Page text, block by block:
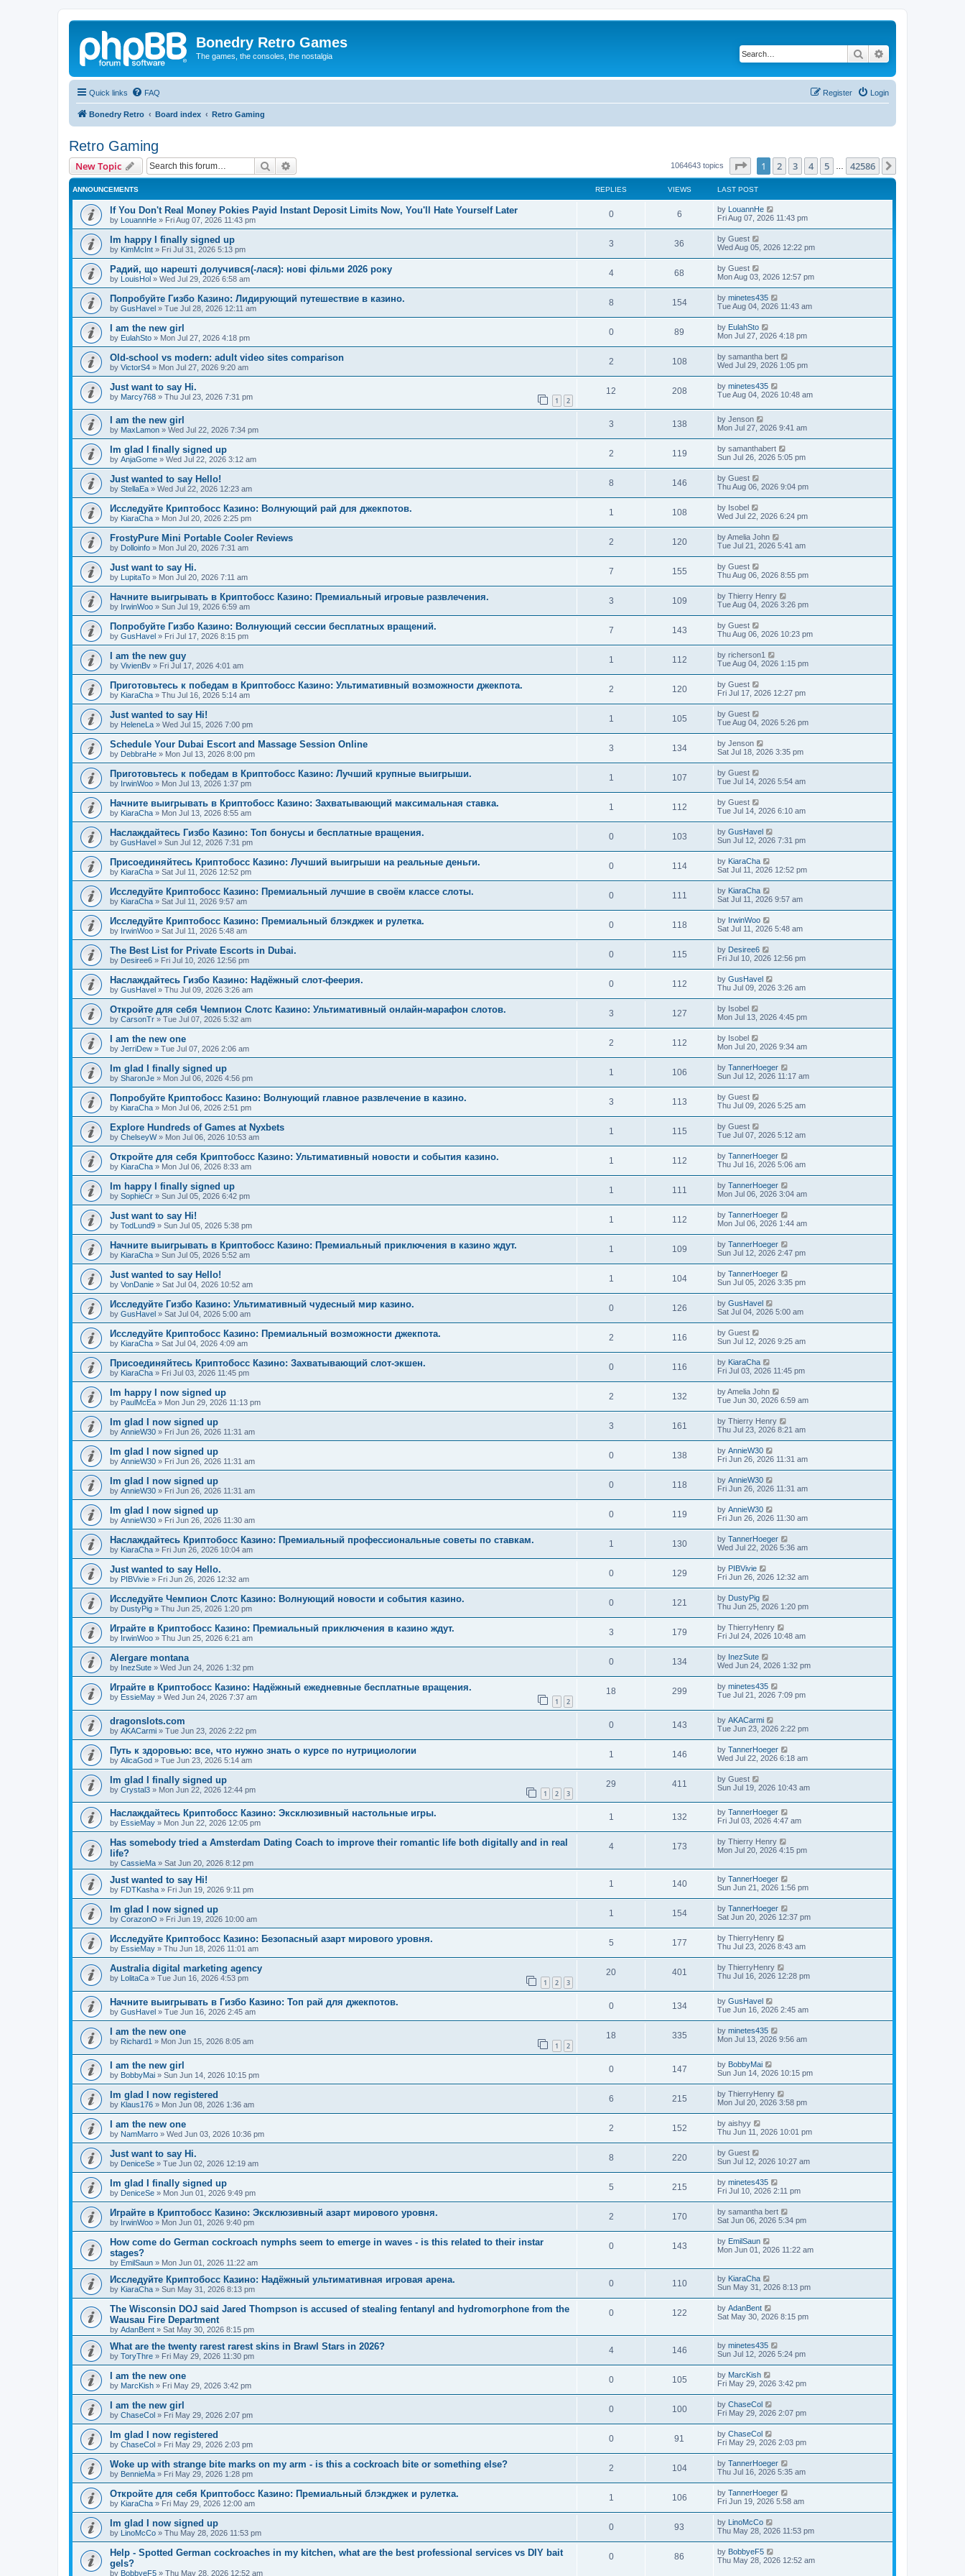
Bonedry Retro Games
The games, the consoles, the nostalgia Search
Quick links FAQ Login
Register
Bonedry Retro Board index Retro Gaming
Retro Gaming
New Topic Search 1064643 topics Page of 42586
1 2 3 4 5 42586
ANNOUNCEMENTS REPLIES VIEWS LAST POST
If You Don't Real Money Pokies Payid Instant Deposit Limits Now, You'll Hate Yourself Later
by LouannHe » Fri Aug 07, 2026 11:43 pm
0 6 by LouannHe
Fri Aug 07, 2026 11:43 pm
Im happy I finally signed up
by KimMcInt » Fri Jul 31, 2026 5:13 pm
3 36 by Guest
Wed Aug 05, 2026 12:22 pm
Радий, що нарешті долучився(-лася): нові фільми 2026 року
by LouisHol » Wed Jul 29, 2026 6:58 am
4 68 by Guest
Mon Aug 03, 2026 12:57 pm
Попробуйте Гизбо Казино: Лидирующий путешествие в казино.
by GusHavel » Tue Jul 28, 2026 12:11 am
8 154 by minetes435
Tue Aug 04, 2026 11:43 am
I am the new girl
by EulahSto » Mon Jul 27, 2026 4:18 pm
0 89 by EulahSto
Mon Jul 27, 2026 4:18 pm
Old-school vs modern: adult video sites comparison
by VictorS4 » Mon Jul 27, 2026 9:20 am
2 108 by samantha bert
Wed Jul 29, 2026 1:05 pm
Just want to say Hi.
by Marcy768 » Thu Jul 23, 2026 7:31 pm 1 2
12 208 by minetes435
Tue Aug 04, 2026 10:48 am
I am the new girl
by MaxLamon » Wed Jul 22, 2026 7:34 pm
3 138 by Jenson
Mon Jul 27, 2026 9:41 am
Im glad I finally signed up
by AnjaGome » Wed Jul 22, 2026 3:12 am
2 119 by samanthabert
Sun Jul 26, 2026 5:05 pm
Just wanted to say Hello!
by StellaEa » Wed Jul 22, 2026 12:23 am
8 146 by Guest
Thu Aug 06, 2026 9:04 pm
Исследуйте Криптобосс Казино: Волнующий рай для джекпотов.
by KiaraCha » Mon Jul 20, 2026 2:25 pm
1 108 by Isobel
Wed Jul 22, 2026 6:24 pm
FrostyPure Mini Portable Cooler Reviews
by Dolloinfo » Mon Jul 20, 2026 7:31 am
2 120 byAmelia John
Tue Jul 21, 2026 5:41 am
Just want to say Hi.
by LupitaTo » Mon Jul 20, 2026 7:11 am
7 155 by Guest
Thu Aug 06, 2026 8:55 pm
Начните выигрывать в Криптобосс Казино: Премиальный игровые развлечения.
by IrwinWoo » Sun Jul 19, 2026 6:59 am
3 109 by Thierry Henry
Tue Aug 04, 2026 3:26 pm
Попробуйте Гизбо Казино: Волнующий сессии бесплатных вращений.
by GusHavel » Fri Jul 17, 2026 8:15 pm
7 143 by Guest
Thu Aug 06, 2026 10:23 pm
I am the new guy
by VivienBv » Fri Jul 17, 2026 4:01 am
1 112 by richerson1
Tue Aug 04, 2026 1:15 pm
Приготовьтесь к победам в Криптобосс Казино: Ультимативный возможности джекпота.
by KiaraCha » Thu Jul 16, 2026 5:14 am
2 120 by Guest
Fri Jul 17, 2026 12:27 pm
Just wanted to say Hi!
by HeleneLa » Wed Jul 15, 2026 7:00 pm
1 105 by Guest
Tue Aug 04, 2026 5:26 pm
Schedule Your Dubai Escort and Massage Session Online
by DebbraHe » Mon Jul 13, 2026 8:00 pm
3 134 by Jenson
Sat Jul 18, 2026 3:35 pm
Приготовьтесь к победам в Криптобосс Казино: Лучший крупные выигрыши.
by IrwinWoo » Mon Jul 13, 2026 1:37 pm
1 107 by Guest
Tue Jul 14, 2026 5:54 am
Начните выигрывать в Криптобосс Казино: Захватывающий максимальная ставка.
by KiaraCha » Mon Jul 13, 2026 8:55 am
1 112 by Guest
Tue Jul 14, 2026 6:10 am
Наслаждайтесь Гизбо Казино: Топ бонусы и бесплатные вращения.
by GusHavel » Sun Jul 12, 2026 7:31 pm
0 103 by GusHavel
Sun Jul 12, 2026 7:31 pm
Присоединяйтесь Криптобосс Казино: Лучший выигрыши на реальные деньги.
by KiaraCha » Sat Jul 11, 2026 12:52 pm
0 114 by KiaraCha
Sat Jul 11, 2026 12:52 pm
Исследуйте Криптобосс Казино: Премиальный лучшие в своём классе слоты.
by KiaraCha » Sat Jul 11, 2026 9:57 am
0 111 by KiaraCha
Sat Jul 11, 2026 9:57 am
Исследуйте Криптобосс Казино: Премиальный блэкджек и рулетка.
by IrwinWoo » Sat Jul 11, 2026 5:48 am
0 118 by IrwinWoo
Sat Jul 11, 2026 5:48 am
The Best List for Private Escorts in Dubai.
by Desiree6 » Fri Jul 10, 2026 12:56 pm
0 115 by Desiree6
Fri Jul 10, 2026 12:56 pm
Наслаждайтесь Гизбо Казино: Надёжный слот-феерия.
by GusHavel » Thu Jul 09, 2026 3:26 am
0 112 by GusHavel
Thu Jul 09, 2026 3:26 am
Откройте для себя Чемпион Слотс Казино: Ультимативный онлайн-марафон слотов.
by CarsonTr » Tue Jul 07, 2026 5:32 am
3 127 by Isobel
Mon Jul 13, 2026 4:45 pm
I am the new one
by JerriDew » Tue Jul 07, 2026 2:06 am
2 112 by Isobel
Mon Jul 20, 2026 9:34 am
Im glad I finally signed up
by SharonJe » Mon Jul 06, 2026 4:56 pm
1 106 by TannerHoeger
Sun Jul 12, 2026 11:17 am
Попробуйте Криптобосс Казино: Волнующий главное развлечение в казино.
by KiaraCha » Mon Jul 06, 2026 2:51 pm
3 113 by Guest
Thu Jul 09, 2026 5:25 am
Explore Hundreds of Games at Nyxbets
by ChelseyW» Mon Jul 06, 2026 10:53 am
1 115 by Guest
Tue Jul 07, 2026 5:12 am
Откройте для себя Криптобосс Казино: Ультимативный новости и события казино.
by KiaraCha » Mon Jul 06, 2026 8:33 am
1 112 by TannerHoeger
Thu Jul 16, 2026 5:06 am
Im happy I finally signed up
by SophieCr » Sun Jul 05, 2026 6:42 pm
1 111 by TannerHoeger
Mon Jul 06, 2026 3:04 am
Just want to say Hi!
by TodLund9 » Sun Jul 05, 2026 5:38 pm
1 112 by TannerHoeger
Mon Jul 06, 2026 1:44 am
Начните выигрывать в Криптобосс Казино: Премиальный приключения в казино ждут.
by KiaraCha » Sun Jul 05, 2026 5:52 am
1 109 by TannerHoeger
Sun Jul 12, 2026 2:47 pm
Just wanted to say Hello!
by VonDanie » Sat Jul 04, 2026 10:52 am
1 104 by TannerHoeger
Sun Jul 05, 2026 3:35 pm
Исследуйте Гизбо Казино: Ультимативный чудесный мир казино.
by GusHavel » Sat Jul 04, 2026 5:00 am
0 126 by GusHavel
Sat Jul 04, 2026 5:00 am
Исследуйте Криптобосс Казино: Премиальный возможности джекпота.
by KiaraCha » Sat Jul 04, 2026 4:09 am
2 116 by Guest
Sun Jul 12, 2026 9:25 am
Присоединяйтесь Криптобосс Казино: Захватывающий слот-экшен.
by KiaraCha » Fri Jul 03, 2026 11:45 pm
0 116 by KiaraCha
Fri Jul 03, 2026 11:45 pm
Im happy I now signed up
by PaulMcEa » Mon Jun 29, 2026 11:13 pm
2 132 byAmelia John
Tue Jun 30, 2026 6:59 am
Im glad I now signed up
by AnnieW30 » Fri Jun 26, 2026 11:31 am
3 161 by Thierry Henry
Thu Jul 23, 2026 8:21 am
Im glad I now signed up
by AnnieW30 » Fri Jun 26, 2026 11:31 am
0 138 by AnnieW30
Fri Jun 26, 2026 11:31 am
Im glad I now signed up
by AnnieW30 » Fri Jun 26, 2026 11:31 am
0 118 by AnnieW30
Fri Jun 26, 2026 11:31 am
Im glad I now signed up
by AnnieW30 » Fri Jun 26, 2026 11:30 am
0 119 by AnnieW30
Fri Jun 26, 2026 11:30 am
Наслаждайтесь Криптобосс Казино: Премиальный профессиональные советы по ставкам.
by KiaraCha » Fri Jun 26, 2026 10:04 am
1 130 by TannerHoeger
Wed Jul 22, 2026 5:36 am
Just wanted to say Hello.
by PIBVivie » Fri Jun 26, 2026 12:32 am
0 129 by PIBVivie
Fri Jun 26, 2026 12:32 am
Исследуйте Чемпион Слотс Казино: Волнующий новости и события казино.
by DustyPig » Thu Jun 25, 2026 1:20 pm
0 121 by DustyPig
Thu Jun 25, 2026 1:20 pm
Играйте в Криптобосс Казино: Премиальный приключения в казино ждут.
by IrwinWoo » Thu Jun 25, 2026 6:21 am
3 179 by ThierryHenry
Fri Jul 24, 2026 10:48 am
Alergare montana
by InezSute » Wed Jun 24, 2026 1:32 pm
0 134 by InezSute
Wed Jun 24, 2026 1:32 pm
Играйте в Криптобосс Казино: Надёжный ежедневные бесплатные вращения.
by EssieMay » Wed Jun 24, 2026 7:37 am 1 2
18 299 by minetes435
Tue Jul 21, 2026 7:09 pm
dragonslots.com
by AKACarmi » Tue Jun 23, 2026 2:22 pm
0 143 by AKACarmi
Tue Jun 23, 2026 2:22 pm
Путь к здоровью: все, что нужно знать о курсе по нутрициологии
by AlicaGod » Tue Jun 23, 2026 5:14 am
1 146 by TannerHoeger
Wed Jul 22, 2026 6:18 am
Im glad I finally signed up
by Crystal3 » Mon Jun 22, 2026 12:44 pm 1 2 3
29 411 by Guest
Sun Jul 19, 2026 10:43 am
Наслаждайтесь Криптобосс Казино: Эксклюзивный настольные игры.
by EssieMay » Mon Jun 22, 2026 12:05 pm
1 132 by TannerHoeger
Fri Jul 03, 2026 4:47 am
Has somebody tried a Amsterdam Dating Coach to improve their romantic life both digitally and in real
life?
by CassieMa » Sat Jun 20, 2026 8:12 pm
4 173 by Thierry Henry
Mon Jul 20, 2026 4:15 pm
Just wanted to say Hi!
by FDTKasha » Fri Jun 19, 2026 9:11 pm
1 140 by TannerHoeger
Sun Jun 21, 2026 1:56 pm
Im glad I now signed up
by CorazonO » Fri Jun 19, 2026 10:00 am
1 154 by TannerHoeger
Sat Jun 20, 2026 12:37 pm
Исследуйте Криптобосс Казино: Безопасный азарт мирового уровня.
by EssieMay » Thu Jun 18, 2026 11:01 am
5 177 by ThierryHenry
Thu Jul 23, 2026 8:43 am
Australia digital marketing agency
by LolitaCa » Tue Jun 16, 2026 4:53 pm 1 2 3
20 401 by ThierryHenry
Thu Jul 16, 2026 12:28 pm
Начните выигрывать в Гизбо Казино: Топ рай для джекпотов.
by GusHavel » Tue Jun 16, 2026 2:45 am
0 134 by GusHavel
Tue Jun 16, 2026 2:45 am
I am the new one
by Richard1 » Mon Jun 15, 2026 8:05 am 1 2
18 335 by minetes435
Mon Jul 13, 2026 9:56 am
I am the new girl
by BobbyMai » Sun Jun 14, 2026 10:15 pm
0 147 by BobbyMai
Sun Jun 14, 2026 10:15 pm
Im glad I now registered
by Klaus176 » Mon Jun 08, 2026 1:36 am
6 215 by ThierryHenry
Mon Jul 20, 2026 3:58 pm
I am the new one
by NamMarro » Wed Jun 03, 2026 10:36 pm
2 152 by aishyy
Thu Jun 11, 2026 10:01 pm
Just want to say Hi.
by DeniceSe » Tue Jun 02, 2026 12:19 am
8 220 by Guest
Sun Jul 12, 2026 10:27 am
Im glad I finally signed up
by DeniceSe » Mon Jun 01, 2026 9:49 pm
5 215 by minetes435
Fri Jul 10, 2026 2:11 pm
Играйте в Криптобосс Казино: Эксклюзивный азарт мирового уровня.
by IrwinWoo » Mon Jun 01, 2026 9:40 pm
2 170 by samantha bert
Sat Jun 06, 2026 5:34 pm
How come do German cockroach nymphs seem to emerge in waves - is this related to their instar
stages?
by EmilSaun » Mon Jun 01, 2026 11:22 am
0 143 by EmilSaun
Mon Jun 01, 2026 11:22 am
Исследуйте Криптобосс Казино: Надёжный ультимативная игровая арена.
by KiaraCha » Sun May 31, 2026 8:13 pm
0 110 by KiaraCha
Sun May 31, 2026 8:13 pm
The Wisconsin DOJ said Jared Thompson is accused of stealing fentanyl and hydromorphone from the
Wausau Fire Department
by AdanBent » Sat May 30, 2026 8:15 pm
0 122 by AdanBent
Sat May 30, 2026 8:15 pm
What are the twenty rarest rarest skins in Brawl Stars in 2026?
by ToryThre » Fri May 29, 2026 11:30 pm
4 146 by minetes435
Sun Jul 12, 2026 5:24 pm
I am the new one
by MarcKish » Fri May 29, 2026 3:42 pm
0 105 by MarcKish
Fri May 29, 2026 3:42 pm
I am the new girl
by ChaseCol » Fri May 29, 2026 2:07 pm
0 100 by ChaseCol
Fri May 29, 2026 2:07 pm
Im glad I now registered
by ChaseCol » Fri May 29, 2026 2:03 pm
0 91 by ChaseCol
Fri May 29, 2026 2:03 pm
Woke up with strange bite marks on my arm - is this a cockroach bite or something else?
by BennieMa » Fri May 29, 2026 1:28 pm
2 104 by TannerHoeger
Thu Jul 16, 2026 5:35 am
Откройте для себя Криптобосс Казино: Премиальный блэкджек и рулетка.
by KiaraCha » Fri May 29, 2026 12:00 am
1 106 by TannerHoeger
Fri Jun 19, 2026 5:58 am
Im glad I now signed up
by LinoMcCo » Thu May 28, 2026 11:53 pm
0 93 by LinoMcCo
Thu May 28, 2026 11:53 pm
Help - Spotted German cockroaches in my kitchen, what are the best professional services vs DIY bait
gels?
by BobbyeF5 » Thu May 28, 2026 12:52 am
0 86 by BobbyeF5
Thu May 28, 2026 12:52 am